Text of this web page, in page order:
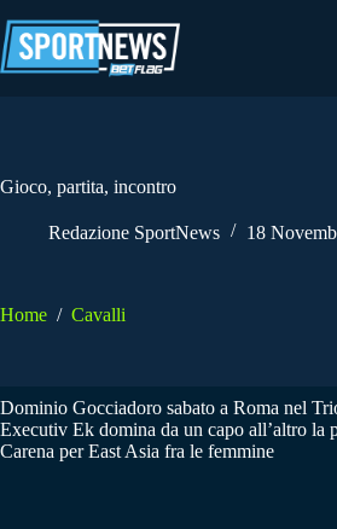
al
contenuto
Gioco, partita, incontro
Redazione SportNews 18
Home / Cavalli
Dominio Gocciadoro sabato a Roma nel
Executiv Ek domina da un capo all’altro la
Carena per East Asia fra le femmine